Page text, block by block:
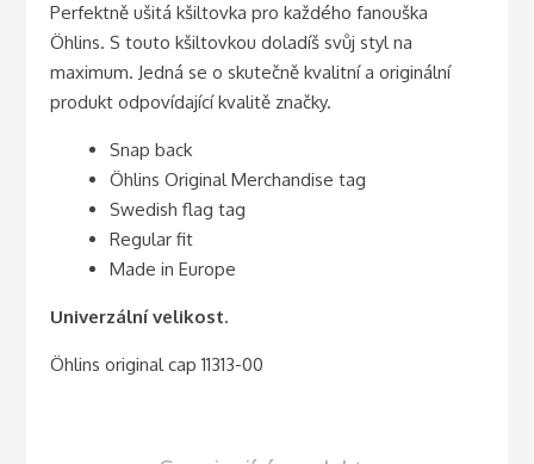
Perfektně ušitá kšiltovka pro každého fanouška
Öhlins. S touto kšiltovkou doladíš svůj styl na
maximum. Jedná se o skutečně kvalitní a originální
produkt odpovídající kvalitě značky.
Snap back
Öhlins Original Merchandise tag
Swedish flag tag
Regular fit
Made in Europe
Univerzální velikost.
Öhlins original cap 11313-00